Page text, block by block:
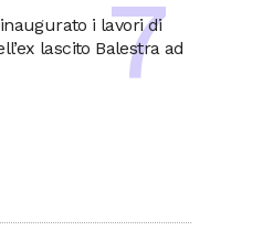
i lavori di
lascito Balestra ad